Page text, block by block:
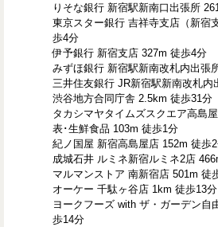
りそな銀行 新宿駅新南口出張所
東京スター銀行 吉祥寺支店（新宿
歩4分
伊予銀行 新宿支店 327m 徒歩4分
みずほ銀行 新宿駅新南改札内出張
三井住友銀行 JR新宿駅新南改札内
渋谷地方合同庁舎 2.5km 徒歩31分
タカシマヤタイムズスクエア高島
表･生鮮食品 103m 徒歩1分
紀ノ国屋 新宿高島屋店 152m 徒歩
成城石井 ルミネ新宿ルミネ2店
マルマンストア 南新宿店 501m 徒
オーケー 千駄ヶ谷店 1km 徒歩13分
ヨークフーズ with ザ・ガーデン自
歩14分